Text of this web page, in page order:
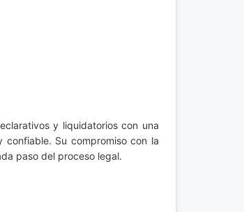
y liquidatorios con una
Su compromiso con la
paso del proceso legal.